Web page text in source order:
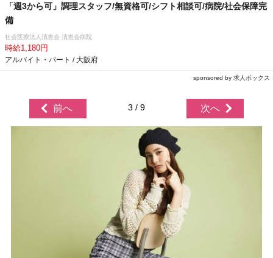
「週3から可」調理スタッフ/無資格可/シフト相談可/病院/社会保障完
備
社会医療法人清恵会 清恵会病院
時給1,180円
アルバイト・パート / 大阪府
sponsored by 求人ボックス
前へ 3 / 9 次へ